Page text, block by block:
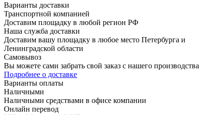
Варианты доставки
Транспортной компанией
Доставим площадку в любой регион РФ
Наша служба доставки
Доставим вашу площадку в любое место Петербурга и
Ленинградской области
Самовывоз
Вы можете сами забрать свой заказ с нашего производства
Подробнее о доставке
Варианты оплаты
Наличными
Наличными средствами в офисе компании
Онлайн перевод